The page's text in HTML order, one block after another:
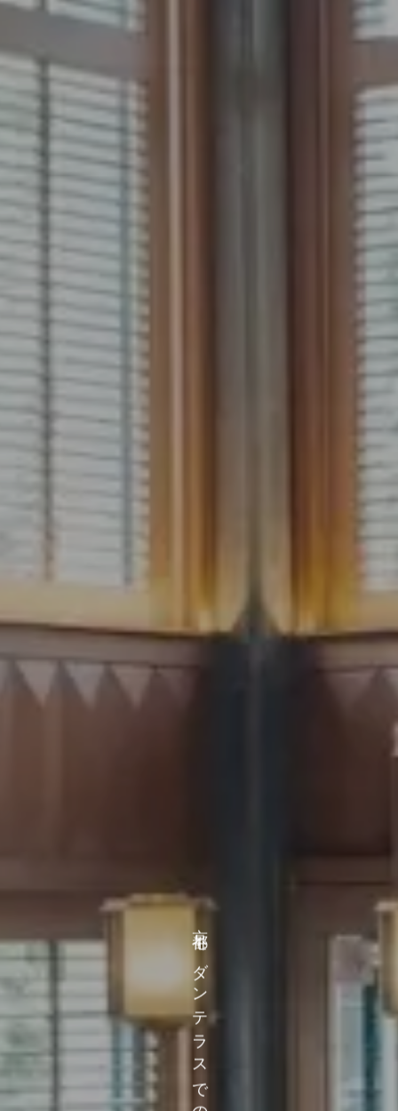
京都モダンテラス